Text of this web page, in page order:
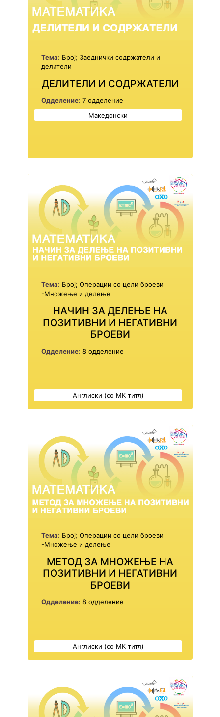
Тема: Број; Заеднички содржатели и
делители
ДЕЛИТЕЛИ И СОДРЖАТЕЛИ
Одделение: 7 одделение
Македонски
Тема: Број; Операции со цели броеви
-Множење и делење
НАЧИН ЗА ДЕЛЕЊЕ НА
ПОЗИТИВНИ И НЕГАТИВНИ
БРОЕВИ
Одделение: 8 одделение
Англиски (со МК титл)
Тема: Број; Операции со цели броеви
-Множење и делење
МЕТОД ЗА МНОЖЕЊЕ НА
ПОЗИТИВНИ И НЕГАТИВНИ
БРОЕВИ
Одделение: 8 одделение
Англиски (со МК титл)